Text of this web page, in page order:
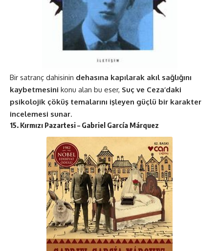
Bir satranç dahisinin dehasına kapılarak akıl sağlığını
kaybetmesini konu alan bu eser, Suç ve Ceza’daki
psikolojik çöküş temalarını işleyen güçlü bir karakter
incelemesi sunar​​.
15. Kırmızı Pazartesi – Gabriel García Márquez